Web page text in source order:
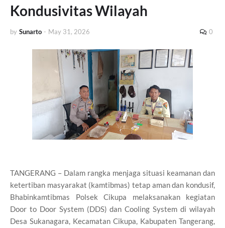
Kondusivitas Wilayah
by Sunarto - May 31, 2026 0
TANGERANG – Dalam rangka menjaga situasi keamanan dan
ketertiban masyarakat (kamtibmas) tetap aman dan kondusif,
Bhabinkamtibmas Polsek Cikupa melaksanakan kegiatan
Door to Door System (DDS) dan Cooling System di wilayah
Desa Sukanagara, Kecamatan Cikupa, Kabupaten Tangerang,